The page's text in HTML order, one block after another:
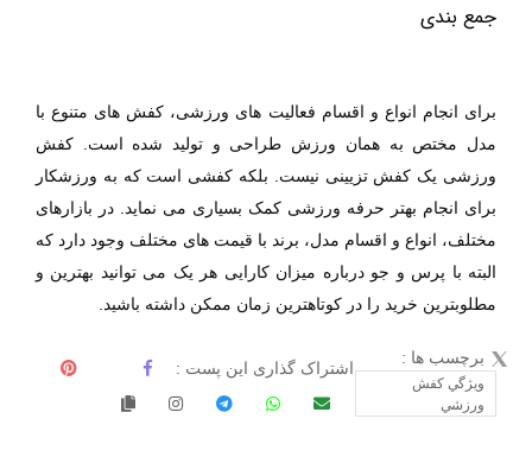
جمع بندی
برای انجام انواع و اقسام فعالیت های ورزشی، کفش های متنوع با
مدل مختص به همان ورزش طراحی و تولید شده است. کفش
ورزشی یک کفش تزیینی نیست. بلکه کفشی است که به ورزشکار
برای انجام بهتر حرفه ورزشی کمک بسیاری می نماید. در بازارهای
مختلف، انواع و اقسام مدل، برند با قیمت های مختلف وجود دارد که
البته با پرس و جو درباره میزان کارایی هر یک می توانید بهترین و
مطلوبترین خرید را در کوتاهترین زمان ممکن داشته باشید.
برچسب ها :
ويژگي کفش
ورزشي
اشتراک گذاری این پست :